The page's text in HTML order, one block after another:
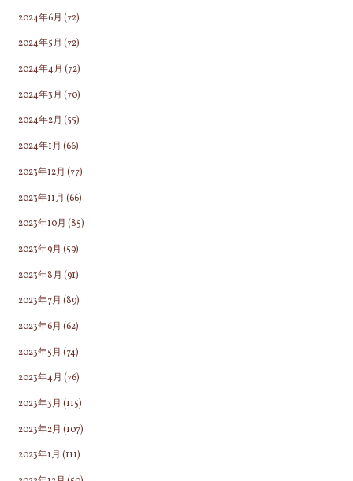
2024年6月 (72)
2024年5月 (72)
2024年4月 (72)
2024年3月 (70)
2024年2月 (55)
2024年1月 (66)
2023年12月 (77)
2023年11月 (66)
2023年10月 (85)
2023年9月 (59)
2023年8月 (91)
2023年7月 (89)
2023年6月 (62)
2023年5月 (74)
2023年4月 (76)
2023年3月 (115)
2023年2月 (107)
2023年1月 (111)